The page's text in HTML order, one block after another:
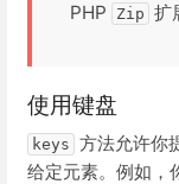
PHP
Zip 扩
使用键盘
keys 方法允许你
给定元素。例如，